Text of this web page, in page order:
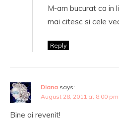
M-am bucurat ca in
mai citesc si cele
Reply
Diana says:
August 28, 2011 at 8:00 pm
Bine ai revenit!